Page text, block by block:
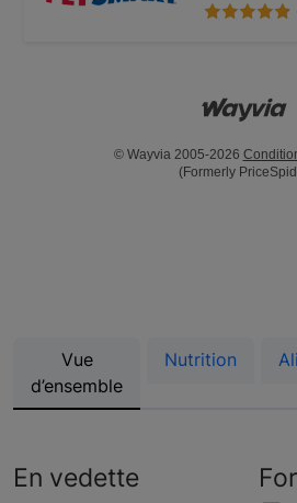
© Wayvia 2005-2026
(Formerly
Vue
d’ensemble
Nutrition
En vedette